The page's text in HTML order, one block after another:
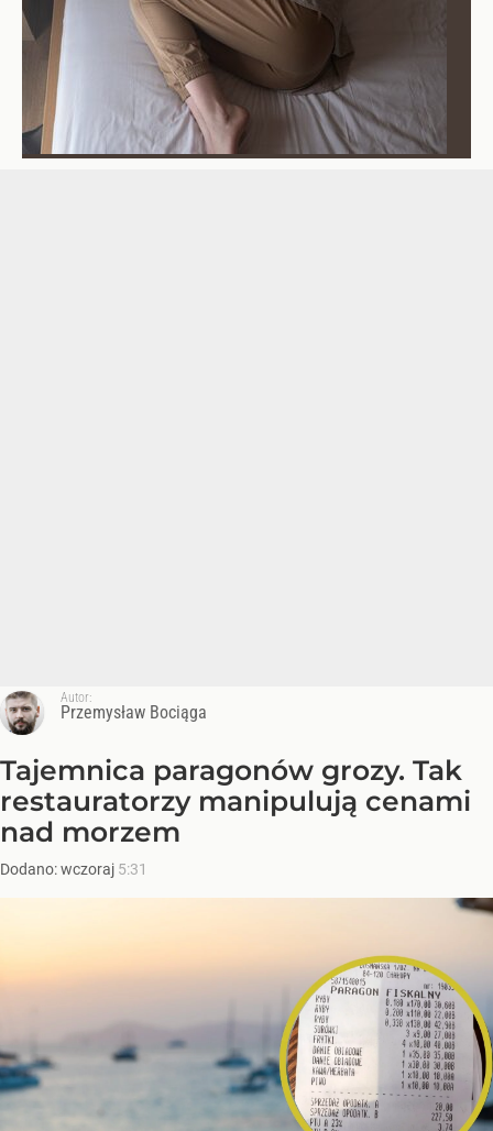
Autor:
Przemysław Bociąga
Tajemnica paragonów grozy. Tak
restauratorzy manipulują cenami
nad morzem
Dodano:wczoraj 5:31